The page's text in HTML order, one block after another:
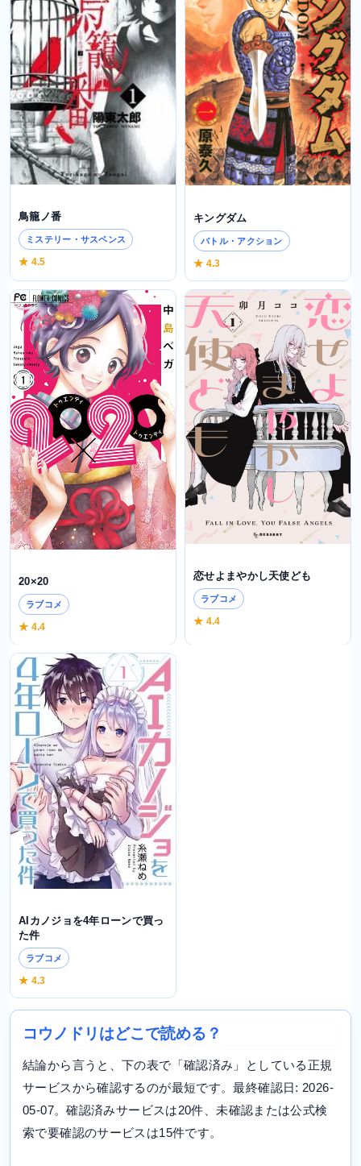
鳥籠ノ番
ミステリー・サスペンス
★ 4.5
キングダム
バトル・アクション
★ 4.3
20×20
ラブコメ
★ 4.4
恋せよまやかし天使ども
ラブコメ
★ 4.4
AIカノジョを4年ローンで買っ
た件
ラブコメ
★ 4.3
コウノドリはどこで読める？
結論から言うと、下の表で「確認済み」としている正規
サービスから確認するのが最短です。最終確認日: 2026-
05-07。確認済みサービスは20件、未確認または公式検
索で要確認のサービスは15件です。